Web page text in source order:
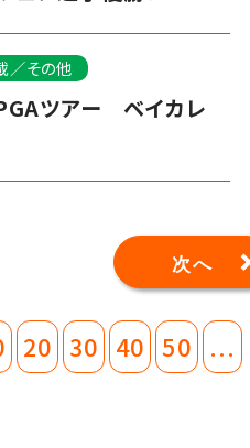
／その他
ツアー ベイカレ
20 30 40 50 ...
次へ